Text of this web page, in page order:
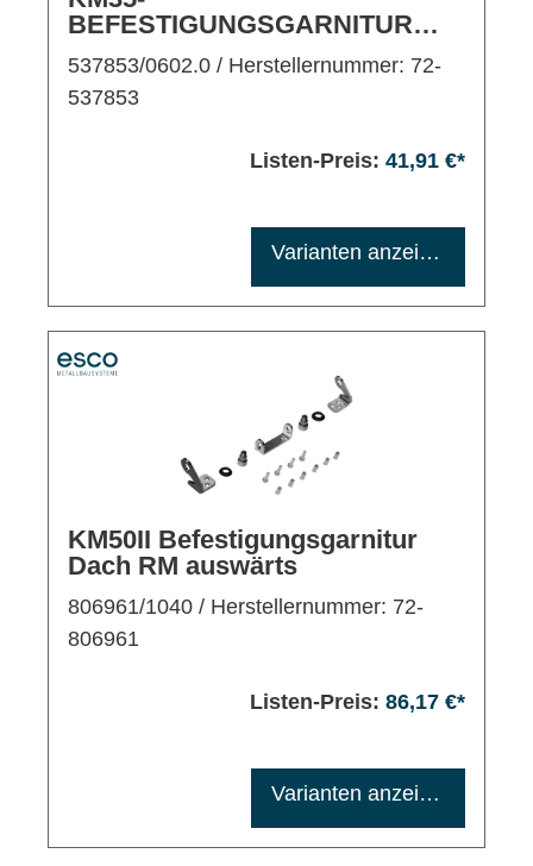
BEFESTIGUNGSGARNITUR
FÜR KIPPFLÜGEL
EINWÄRTS/FLÜGELMONTAGE
537853/0602.0 / Herstellernummer: 72-
537853
Listen-Preis: 41,91 €*
Maximale Bestellmenge: 1200
Varianten anzeigen
KM50II Befestigungsgarnitur
Dach RM auswärts
806961/1040 / Herstellernummer: 72-
806961
Listen-Preis: 86,17 €*
Maximale Bestellmenge: 1200
Varianten anzeigen